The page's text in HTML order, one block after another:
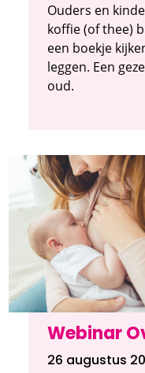
Ouders en
koffie (of thee)
een boekje
leggen. Een
oud.
Webinar
26 augustus